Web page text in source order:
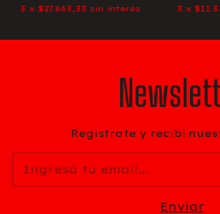
3 x $27.663,33 sin interés 3 x
Registrate y recibí